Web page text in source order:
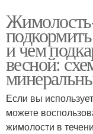
и чем
весной:
Если вы
можете
жимолости в